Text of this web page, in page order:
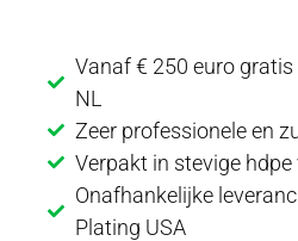
Vanaf € 250 euro
NL
Zeer professionele en
Verpakt in stevige
Onafhankelijke
Plating USA